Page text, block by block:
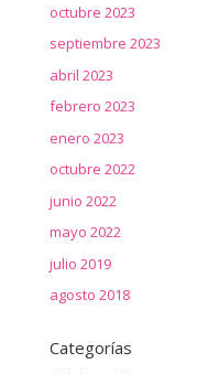
octubre 2023
septiembre 2023
abril 2023
febrero 2023
enero 2023
octubre 2022
junio 2022
mayo 2022
julio 2019
agosto 2018
Categorías